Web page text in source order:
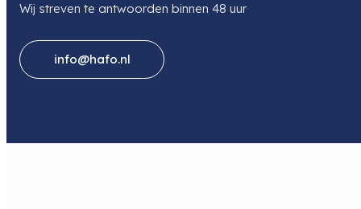
Wij streven te antwoorden binnen 48 uur
info@hafo.nl